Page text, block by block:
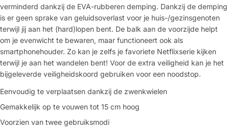
verminderd dankzij de EVA-rubberen demping. Dankzij de demping
is er geen sprake van geluidsoverlast voor je huis-/gezinsgenoten
terwijl jij aan het (hard)lopen bent. De balk aan de voorzijde helpt
om je evenwicht te bewaren, maar functioneert ook als
smartphonehouder. Zo kan je zelfs je favoriete Netflixserie kijken
terwijl je aan het wandelen bent! Voor de extra veiligheid kan je het
bijgeleverde veiligheidskoord gebruiken voor een noodstop.
Eenvoudig te verplaatsen dankzij de zwenkwielen
Gemakkelijk op te vouwen tot 15 cm hoog
Voorzien van twee gebruiksmodi